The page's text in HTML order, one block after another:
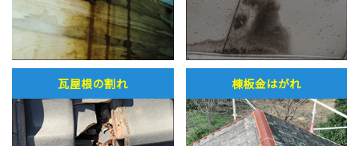
瓦屋根の割れ 棟板金はがれ